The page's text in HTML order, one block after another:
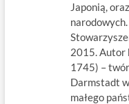
Japonią,
2015. Autor
1745) –
Darmstadt
małego